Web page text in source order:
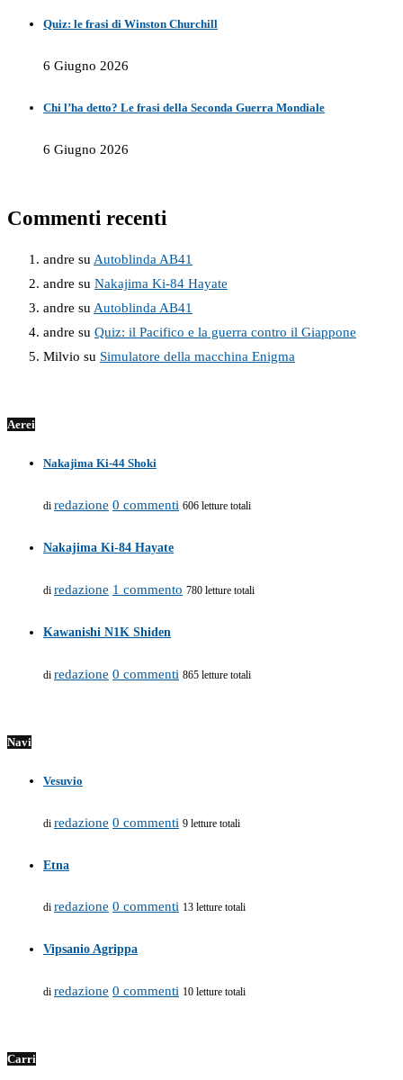
Quiz: le frasi di Winston Churchill
6 Giugno 2026
Chi l’ha detto? Le frasi della Seconda Guerra Mondiale
6 Giugno 2026
Commenti recenti
andre su Autoblinda AB41
andre su Nakajima Ki-84 Hayate
andre su Autoblinda AB41
andre su Quiz: il Pacifico e la guerra contro il Giappone
Milvio su Simulatore della macchina Enigma
Aerei
Nakajima Ki-44 Shoki
di redazione 0 commenti 606 letture totali
Nakajima Ki-84 Hayate
di redazione 1 commento 780 letture totali
Kawanishi N1K Shiden
di redazione 0 commenti 865 letture totali
Navi
Vesuvio
di redazione 0 commenti 9 letture totali
Etna
di redazione 0 commenti 13 letture totali
Vipsanio Agrippa
di redazione 0 commenti 10 letture totali
Carri